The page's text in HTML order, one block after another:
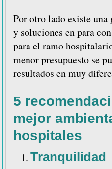
Por otro lado existe una
y soluciones en para
para el ramo
menor presupuesto se
resultados en muy
5
mejor
hospitales
Tranquilidad